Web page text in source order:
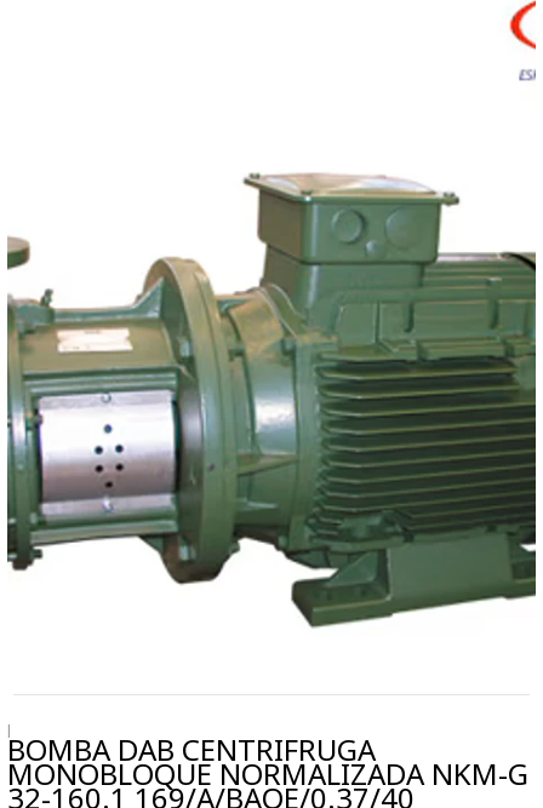
|BOMBA DAB CENTRIFRUGA
MONOBLOQUE NORMALIZADA NKM-G
32-160.1 169/A/BAQE/0.37/40